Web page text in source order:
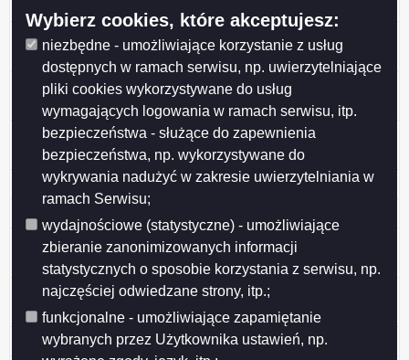
Wybierz cookies, które akceptujesz:
niezbędne - umożliwiające korzystanie z usług
dostępnych w ramach serwisu, np. uwierzytelniające
pliki cookies wykorzystywane do usług
wymagających logowania w ramach serwisu, itp.
bezpieczeństwa - służące do zapewnienia
bezpieczeństwa, np. wykorzystywane do
wykrywania nadużyć w zakresie uwierzytelniania w
ramach Serwisu;
wydajnościowe (statystyczne) - umożliwiające
zbieranie zanonimizowanych informacji
statystycznych o sposobie korzystania z serwisu, np.
najczęściej odwiedzane strony, itp.;
funkcjonalne - umożliwiające zapamiętanie
wybranych przez Użytkownika ustawień, np.
25 Suwalskie Kopalnie Surowców Mineralnych Spółka
24 Zezwolenie na wycięcie drzew z terenu przy ul.
Noniewicza 40A
23 Specjalistyczny Psychiatryczny Samodzielny
Publiczny Zakład Opieki Zdrowotnej w Suwałkach
22 PGW Wody Polskie Zarząd Zlewni w Augustowie
20 Zezwolenie na wycięcie 4 drzew z terenu ogrodu nr
312 ROD im. Konopnickiej przy ul. Zastawie
19 Zezwolenie na wycięcie 2 drzew z terenu przy ul.
Ogrodowej 49
18 Budimex S.A.